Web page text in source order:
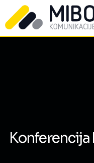
Konferencija